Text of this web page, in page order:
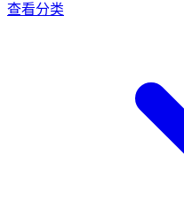
查看分类